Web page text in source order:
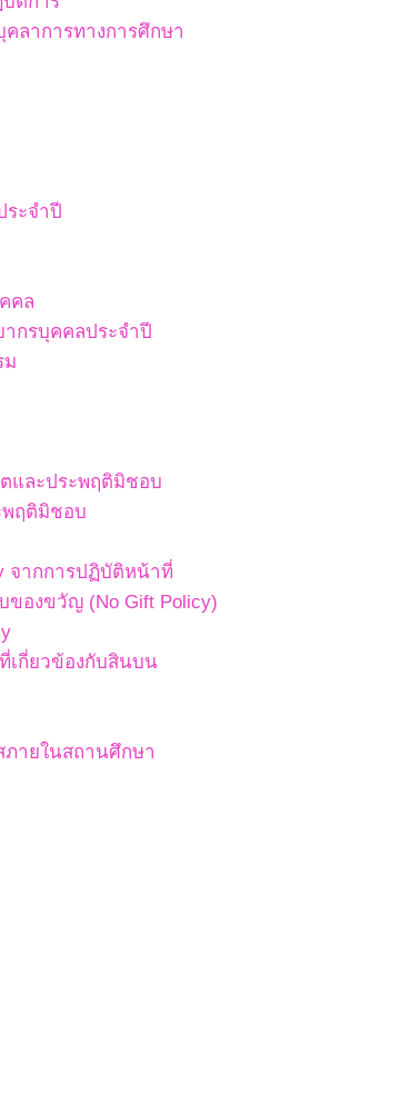
ลาการทางการศึกษา
ะจำปี
คล
กรบุคคลประจำปี
ม
และประพฤติมิชอบ
พฤติมิชอบ
จากการปฏิบัติหน้าที่
ของขวัญ (No Gift Policy)
เกี่ยวข้องกับสินบน
ภายในสถานศึกษา